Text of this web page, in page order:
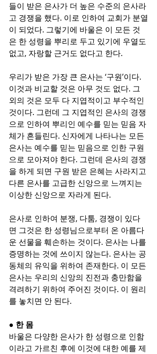
들이 받은 은사가 더 높은 수준의 은사라
고 경쟁을 했다. 이로 인하여 교회가 분열
이 되었다. 그렇기에 바울은 이 모든 것
은 한 성령을 뿌리로 두고 있기에 우열도
없고, 자랑할 근거도 없다고 한다.
우리가 받은 가장 큰 은사는 ‘구원’이다.
이것과 비교할 것은 아무 것도 없다. 그
외의 것은 모두 다 지엽적이고 부수적인
것이다. 그런데 그 지엽적인 은사의 경쟁
으로 인하여 뿌리인 예수를 믿는 믿음 자
체가 흔들린다. 신자에게 나타나는 모든
은사는 예수를 믿는 믿음으로 인한 구원
으로 모아져야 한다. 그런데 은사의 경쟁
을 하게 되면 구원 받은 은혜는 사라지고
다른 은사를 고급한 신앙으로 느껴지는
이상한 신앙으로 자라게 된다.
은사로 인하여 분쟁, 다툼, 경쟁이 있다
면 그것은 한 성령님으로부터 온 아름다
운 선물을 훼손하는 것이다. 은사는 나를
증명하는 것에 쓰이지 않는다. 은사는 공
동체의 유익을 위하여 존재한다. 이 모든
은사는 우리의 신앙의 진전과 충만함을
격려하기 위하여 주어진 것이다. 이 원리
를 놓치면 안 된다.
● 한 몸
바울은 다양한 은사가 한 성령으로 인함
이라고 가르친 후에 이것에 대한 예를 제